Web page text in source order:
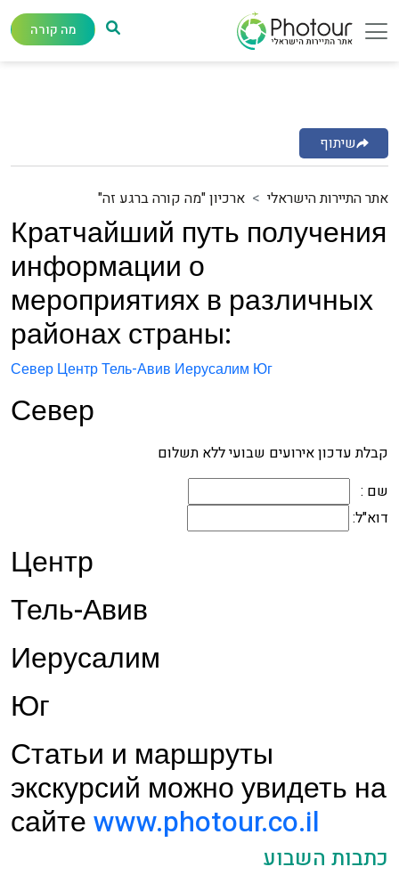
מה קורה
שיתוף
אתר התיירות הישראלי ארכיון "מה קורה ברגע זה"
Кратчайший путь получения
информации о
мероприятиях в различных
районах страны:
Север ЦентрТель-Авив Иерусалим Юг
Север
קבלת עדכון אירועים שבועי ללא תשלום
שם :
דוא"ל:
Центр
Тель-Авив
Иерусалим
Юг
Статьи и маршруты
экскурсий можно увидеть на
сайтеwww.photour.co.il
כתבות השבוע